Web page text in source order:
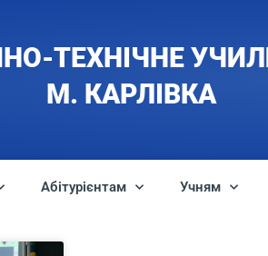
ТЕХНІЧНЕ
М. КАРЛІВКА
Абітурієнтам Учням